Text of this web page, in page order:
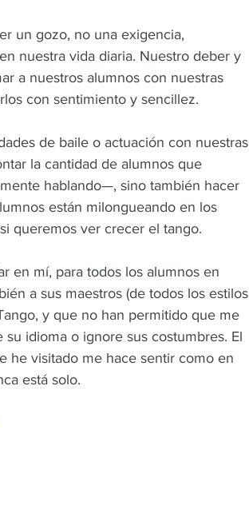
un gozo, no una exigencia,
nuestra vida diaria. Nuestro deber y
a nuestros alumnos con nuestras
con sentimiento y sencillez.
de baile o actuación con nuestras
la cantidad de alumnos que
hablando—, sino también hacer
están milongueando en los
queremos ver crecer el tango.
en mí, para todos los alumnos en
a sus maestros (de todos los estilos
y que no han permitido que me
idioma o ignore sus costumbres. El
he visitado me hace sentir como en
está solo.